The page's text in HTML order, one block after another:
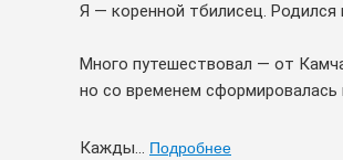
Я — коренной тбилисец.
Много путешествовал — от
но со временем
Кажды... Подробнее